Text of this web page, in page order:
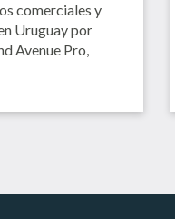
comerciales y
Uruguay por
Avenue Pro,